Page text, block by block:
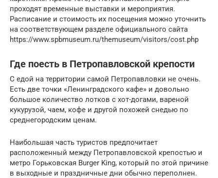
проходят временные выставки и мероприятия.
Расписание и стоимость их посещения можно уточнить
на соответствующем разделе официального сайта
https://www.spbmuseum.ru/themuseum/visitors/cost.php
Где поесть в Петропавловской крепости
С едой на территории самой Петропавловки не очень.
Есть две точки «Ленинградского кафе» и довольно
большое количество лотков с хот-догами, вареной
кукурузой, чаем, кофе и другой похожей снедью по
среднегородским ценам.
Наибольшая часть туристов предпочитает
расположенный между Петропавловской крепостью и
метро Горьковская Burger King, который по этой причине
в выходные и праздничные дни обычно переполнен.